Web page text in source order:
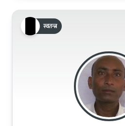
स्वतन्त्र